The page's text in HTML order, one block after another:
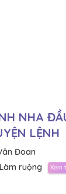
NHA
LỆNH
Đoan
Làm ruộng